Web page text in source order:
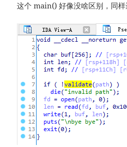
这个 main() 好像没啥区别，同